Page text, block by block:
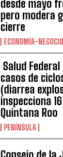
desde mayo
pero modera
cierre
ECONOMÍA-
Salud
casos de
(diarrea
inspecciona
Quintana Roo
PENÍNSULA